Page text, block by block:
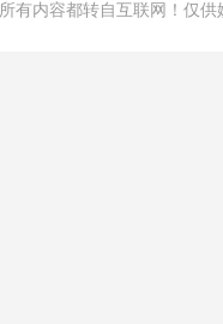
所有内容都转自互联网！仅供